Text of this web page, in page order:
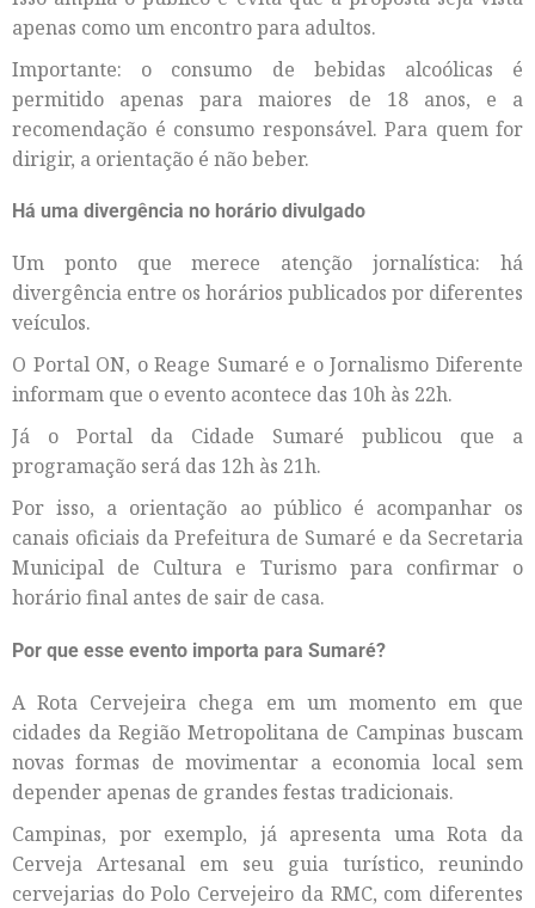
apenas como um encontro para adultos.
Importante: o consumo de bebidas alcoólicas é
permitido apenas para maiores de 18 anos, e a
recomendação é consumo responsável. Para quem for
dirigir, a orientação é não beber.
Há uma divergência no horário divulgado
Um ponto que merece atenção jornalística: há
divergência entre os horários publicados por diferentes
veículos.
O Portal ON, o Reage Sumaré e o Jornalismo Diferente
informam que o evento acontece das 10h às 22h.
Já o Portal da Cidade Sumaré publicou que a
programação será das 12h às 21h.
Por isso, a orientação ao público é acompanhar os
canais oficiais da Prefeitura de Sumaré e da Secretaria
Municipal de Cultura e Turismo para confirmar o
horário final antes de sair de casa.
Por que esse evento importa para Sumaré?
A Rota Cervejeira chega em um momento em que
cidades da Região Metropolitana de Campinas buscam
novas formas de movimentar a economia local sem
depender apenas de grandes festas tradicionais.
Campinas, por exemplo, já apresenta uma Rota da
Cerveja Artesanal em seu guia turístico, reunindo
cervejarias do Polo Cervejeiro da RMC, com diferentes